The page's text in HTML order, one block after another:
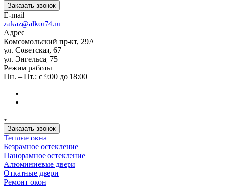
Заказать звонок
E-mail
zakaz@alkor74.ru
Адрес
Комсомольский пр-кт, 29А
ул. Советская, 67
ул. Энгельса, 75
Режим работы
Пн. – Пт.: с 9:00 до 18:00
Заказать звонок
Теплые окна
Безрамное остекление
Панорамное остекление
Алюминиевые двери
Откатные двери
Ремонт окон